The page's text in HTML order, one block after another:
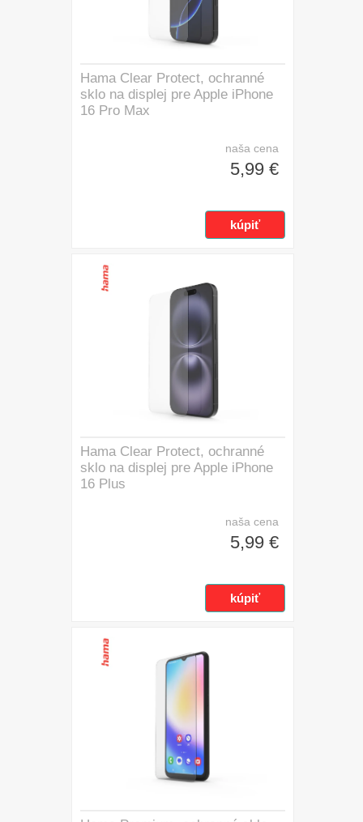
Hama Clear Protect, ochranné
sklo na displej pre Apple iPhone
16 Pro Max
naša cena
5,99 €
Hama Clear Protect, ochranné
sklo na displej pre Apple iPhone
16 Plus
naša cena
5,99 €